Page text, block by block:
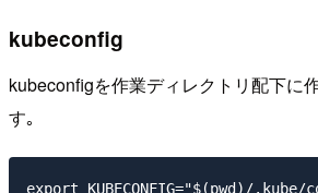
kubeconfig
kubeconfigを作業ディレクトリ配下に
す｡